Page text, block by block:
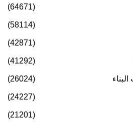
(64671)
(58114)
(42871)
(41292)
(26024)
(24227)
(21201)